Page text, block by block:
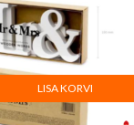
LISA KORVI